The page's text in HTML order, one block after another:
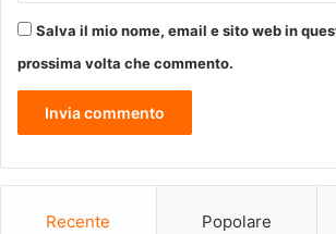
Salva il mio nome, email e sito web in
prossima volta che commento.
Recente Popolare